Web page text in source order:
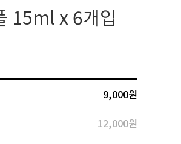
15ml x 6개입
9,000원
12,000원